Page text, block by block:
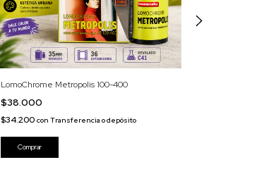
LomoChrome Metropolis 100-400
$38.000
$34.200 con Transferencia o depósito